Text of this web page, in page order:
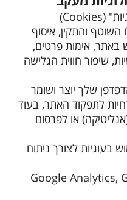
האתר שלנו משתמש בקבצי "עוגיות" (Cookies)
השוטף והתקין, איסוף
באתר, אימות פרטים,
שיפור חווית הגלישה
שלך יוצר ושומר
לתפקוד האתר, בעוד
או לפרסום
בעוגיות לצורך ניתוח
Google Analytics,